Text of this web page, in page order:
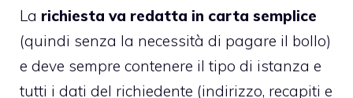
La richiesta va redatta in carta semplice
(quindi senza la necessità di pagare il bollo)
e deve sempre contenere il tipo di istanza e
tutti i dati del richiedente (indirizzo, recapiti e